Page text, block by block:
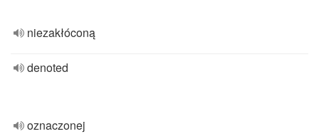
niezakłóconą
denoted
oznaczonej